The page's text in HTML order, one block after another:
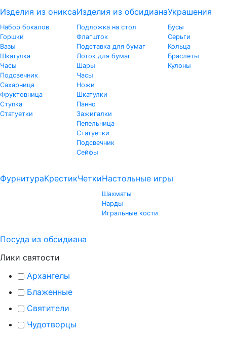
Изделия из оникса
Набор бокалов
Горшки
Вазы
Шкатулка
Часы
Подсвечник
Сахарница
Фруктовница
Ступка
Статуетки
Изделия из обсидиана
Подложка на стол
Флагшток
Подставка для бумаг
Лоток для бумаг
Шары
Часы
Ножи
Шкатулки
Панно
Зажигалки
Пепельница
Статуетки
Подсвечник
Сейфы
Украшения
Бусы
Серьги
Кольца
Браслеты
Кулоны
ФурнитураКрестикЧеткиНастольные игры
Шахматы
Нарды
Игральные кости
Посуда из обсидиана
Лики святости
Архангелы
Блаженные
Святители
Чудотворцы